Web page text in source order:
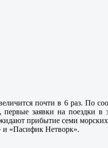
почти в 6 раз. По
первые заявки на поездки
прибытие семи
и «Пасифик Нетворк».